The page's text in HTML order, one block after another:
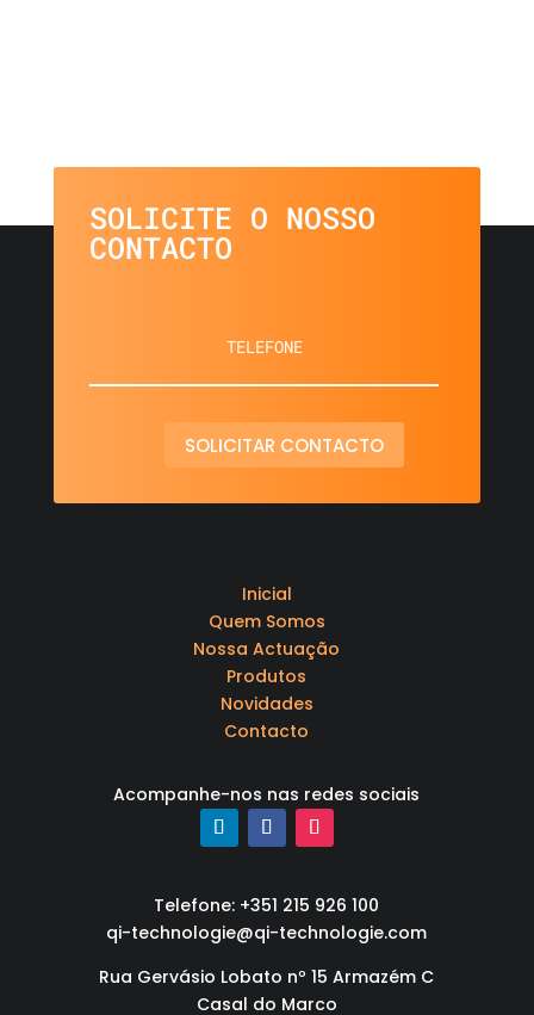
SOLICITE O NOSSO
CONTACTO
SOLICITAR CONTACTO
Inicial
Quem Somos
Nossa Actuação
Produtos
Novidades
Contacto
Acompanhe-nos nas redes sociais
Telefone: +351 215 926 100
qi-technologie@qi-technologie.com
Rua Gervásio Lobato nº 15 Armazém C
Casal do Marco